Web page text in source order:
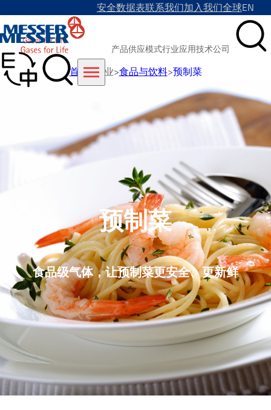
安全数据表联系我们加入我们全球EN
产品供应模式行业应用技术公司
首页>行业>食品与饮料>预制菜
预制菜
食品级气体，让预制菜更安全、更新鲜